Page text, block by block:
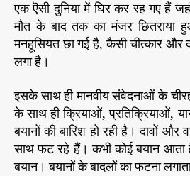
एक ऎसी दुनिया में घिर कर रह गए हैं
मौत के बाद तक का मंजर छितराया
मनहूसियत छा गई है, कैसी चीत्कार और
लगा है।
इसके साथ ही मानवीय संवेदनाओं के
के साथ ही क्रियाओं, प्रतिक्रियाओं,
बयानों की बारिश हो रही है। दावों और
साथ फट रहे हैं। कभी कोई बयान
बयान। बयानों के बादलों का फटना